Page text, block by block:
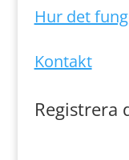
Hur det
Kontakt
Registrera